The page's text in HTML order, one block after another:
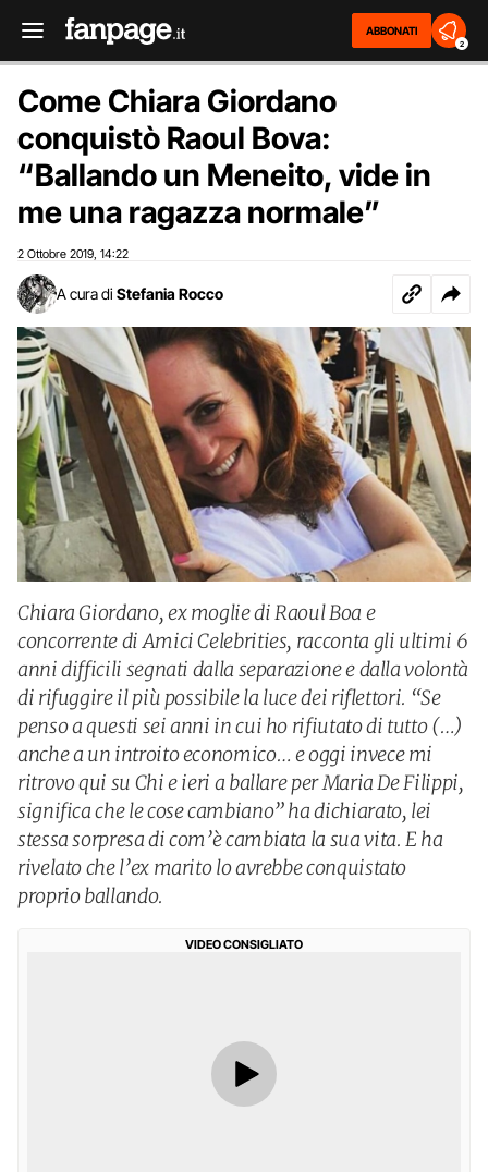
ABBONATI
2
Come Chiara Giordano
conquistò Raoul Bova:
“Ballando un Meneito, vide in
me una ragazza normale”
2 Ottobre 2019 14:22
A cura di Stefania Rocco
Chiara Giordano, ex moglie di Raoul Boa e
concorrente di Amici Celebrities, racconta gli ultimi 6
anni difficili segnati dalla separazione e dalla volontà
di rifuggire il più possibile la luce dei riflettori. “Se
penso a questi sei anni in cui ho rifiutato di tutto (…)
anche a un introito economico… e oggi invece mi
ritrovo qui su Chi e ieri a ballare per Maria De Filippi,
significa che le cose cambiano” ha dichiarato, lei
stessa sorpresa di com’è cambiata la sua vita. E ha
rivelato che l’ex marito lo avrebbe conquistato
proprio ballando.
VIDEO CONSIGLIATO